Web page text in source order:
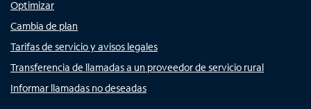
Optimizar
Cambia de plan
Tarifas de servicio y avisos legales
Transferencia de llamadas a un proveedor de servicio rural
Informar llamadas no deseadas